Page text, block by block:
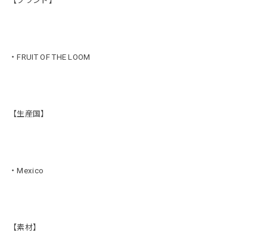
・FRUIT OF THE LOOM
【生産国】
・Mexico
【素材】